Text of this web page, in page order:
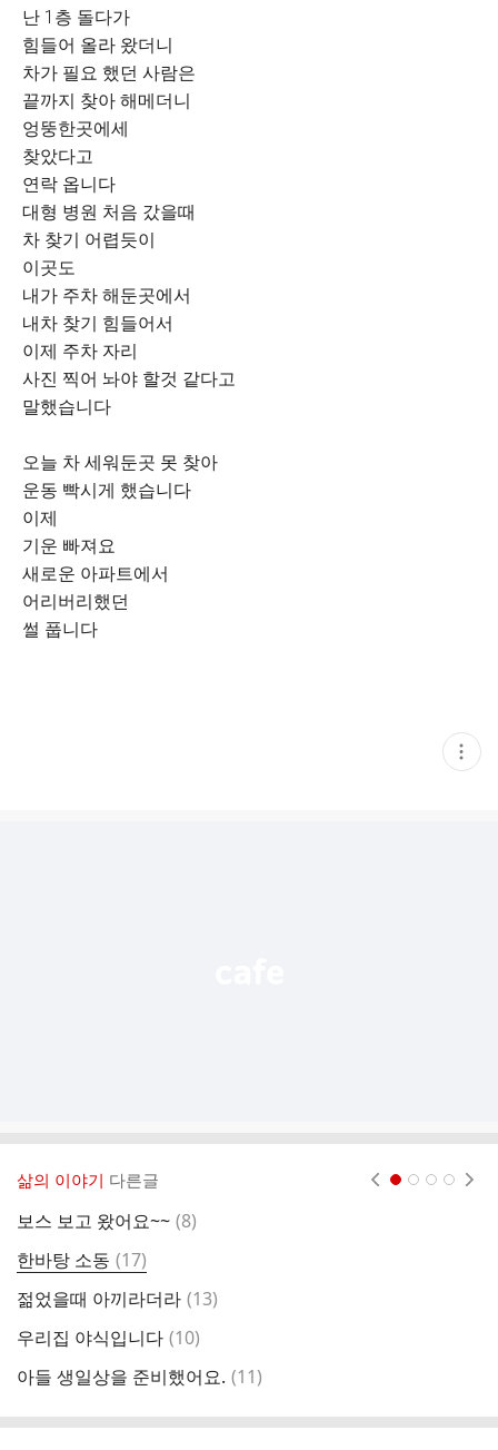
난 1층 돌다가
힘들어 올라 왔더니
차가 필요 했던 사람은
끝까지 찾아 해메더니
엉뚱한곳에세
찾았다고
연락 옵니다
대형 병원 처음 갔을때
차 찾기 어렵듯이
이곳도
내가 주차 해둔곳에서
내차 찾기 힘들어서
이제 주차 자리
사진 찍어 놔야 할것 같다고
말했습니다
오늘 차 세워둔곳 못 찾아
운동 빡시게 했습니다
이제
기운 빠져요
새로운 아파트에서
어리버리했던
썰 풉니다
현
재
삶의 이야기 다른글
보스 보고 왔어요~~ 댓
(8)
한바탕 소동 댓
글
(17)
젊었을때 아끼라더라 댓
(13)
우리집 야식입니다 댓
(10)
아들 생일상을 준비했어요. 댓
(11)